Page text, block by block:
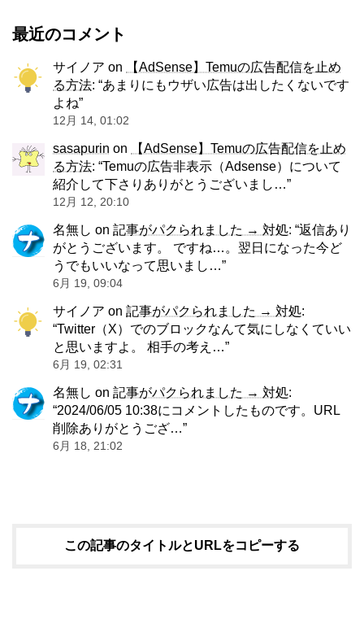
最近のコメント
サイノア on
【AdSense】Temuの広告配信を止め
る方法: “あまりにもウザい広告は出したくないです
よね”
12月 14, 01:02
sasapurin on
【AdSense】Temuの広告配信を止め
る方法: “Temuの広告非表示（Adsense）について
紹介して下さりありがとうございまし…”
12月 12, 20:10
名無し on 記事がパクられました → 対処: “返信あり
がとうございます。 ですね…。翌日になった今ど
うでもいいなって思いまし…”
6月 19, 09:04
サイノア on 記事がパクられました → 対処:
“Twitter（X）でのブロックなんて気にしなくていい
と思いますよ。 相手の考え…”
6月 19, 02:31
名無し on 記事がパクられました → 対処:
“2024/06/05 10:38にコメントしたものです。URL
削除ありがとうござ…”
6月 18, 21:02
この記事のタイトルとURLをコピーする